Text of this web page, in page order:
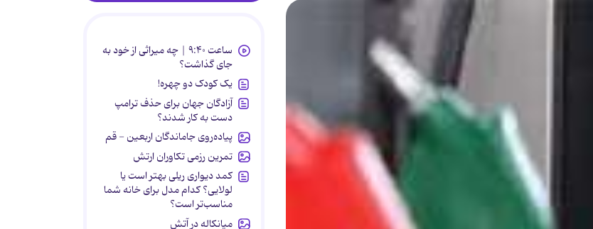
ساعت ۹:۴۰ | چه میراثی از خود به
جای گذاشت؟
یک کودک دو چهره!
آزادگان جهان برای حذف ترامپ
دست به کار شدند؟
پیاده‌روی جاماندگان اربعین - قم
تمرین رزمی تکاوران ارتش
کمد دیواری ریلی بهتر است یا
لولایی؟ کدام مدل برای خانه شما
مناسب‌تر است؟
میانکاله در آتش